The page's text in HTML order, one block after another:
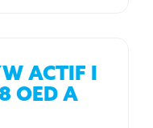
ACTIF I
OED A